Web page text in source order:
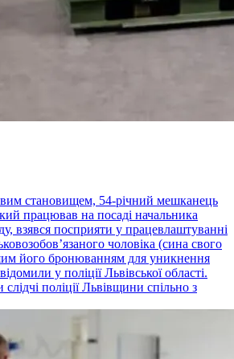
становищем, 54-річний мешканець
працював на посаді начальника
взявся посприяти у працевлаштуванні
чоловіка (сина свого
його бронюванням для уникнення
у поліції Львівської області.
поліції Львівщини спільно з